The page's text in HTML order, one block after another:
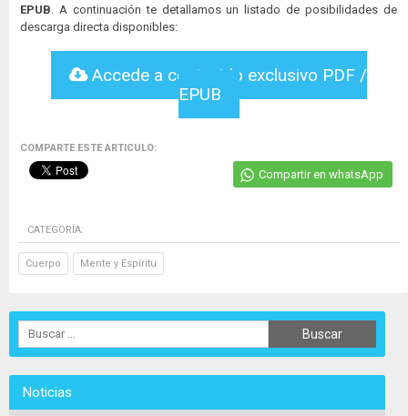
EPUB . A continuación te detallamos un listado de posibilidades de
descarga directa disponibles:
Accede a contenido exclusivo PDF /
EPUB
COMPARTE ESTE ARTICULO:
Compartir en whatsApp
CATEGORÍA:
Cuerpo Mente y Espíritu
Noticias